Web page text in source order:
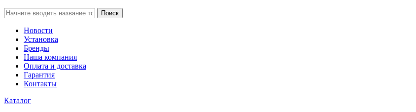
Поиск
Новости
Установка
Бренды
Наша компания
Оплата и доставка
Гарантия
Контакты
Каталог